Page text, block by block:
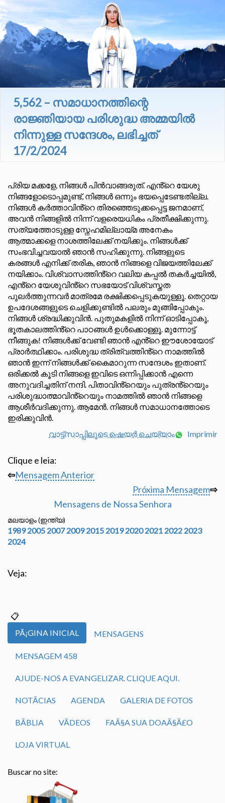
5,562 – സമാധാനത്തിന്റെ
രാജ്ഞിയായ പരിശുദ്ധ അമ്മയിൽ
നിന്നുള്ള സന്ദേശം, ലഭിച്ചത്
17/2/2024
പ്രിയ മക്കളേ, നിങ്ങൾ പിൻവാങ്ങരുത്. എൻ്റെ യേശു
നിങ്ങളോടൊപ്പമുണ്ട്, നിങ്ങൾ ഒന്നും ഭയപ്പെടേണ്ടതില്ല.
നിങ്ങൾ കർത്താവിൻ്റെ തിരഞ്ഞെടുക്കപ്പെട്ട ജനമാണ്,
അവൻ നിങ്ങളിൽ നിന്ന് വളരെയധികം പ്രതീക്ഷിക്കുന്നു.
സത്യത്തോടുള്ള സ്നേഹമില്ലായ്മ അനേകം
ആത്മാക്കളെ നാശത്തിലേക്ക് നയിക്കും. നിങ്ങൾക്ക്
സംഭവിച്ചവയാൽ ഞാൻ സഹിക്കുന്നു. നിങ്ങളുടെ
കരങ്ങൾ എനിക്ക് തരിക, ഞാൻ നിങ്ങളെ വിജയത്തിലേക്ക്
നയിക്കാം. വിശ്വാസത്തിൻ്റെ വലിയ കപ്പൽ തകർച്ചയിൽ,
എൻ്റെ യേശുവിൻ്റെ സഭയോട് വിശ്വസ്തത
പുലർത്തുന്നവർ മാത്രമേ രക്ഷിക്കപ്പെടുകയുള്ളൂ. തെറ്റായ
ഉപദേശങ്ങളുടെ ചെളിക്കുണ്ടിൽ പലരും മുങ്ങിപ്പോകും.
നിങ്ങൾ ശ്രദ്ധിക്കുവിൻ. പുതുമകളിൽ നിന്ന് ഓടിപ്പോകൂ,
ഭൂതകാലത്തിൻ്റെ പാഠങ്ങൾ ഉൾക്കൊള്ളൂ. മുന്നോട്ട്
നീങ്ങുക! നിങ്ങൾക്ക് വേണ്ടി ഞാൻ എൻ്റെ ഈശോയോട്
പ്രാർത്ഥിക്കാം. പരിശുദ്ധ ത്രിത്വത്തിൻ്റെ നാമത്തിൽ
ഞാൻ ഇന്ന് നിങ്ങൾക്ക് കൈമാറുന്ന സന്ദേശം ഇതാണ്.
ഒരിക്കൽ കൂടി നിങ്ങളെ ഇവിടെ ഒന്നിപ്പിക്കാൻ എന്നെ
അനുവദിച്ചതിന് നന്ദി. പിതാവിൻ്റെയും പുത്രൻ്റെയും
പരിശുദ്ധാത്മാവിൻ്റെയും നാമത്തിൽ ഞാൻ നിങ്ങളെ
ആശീർവദിക്കുന്നു. ആമേൻ. നിങ്ങൾ സമാധാനത്തോടെ
ഇരിക്കുവിൻ.
വാട്ട്സാപ്പിലൂടെ ഷെയർ ചെയ്യാം
Imprimir
Clique e leia:
⇦Mensagem Anterior
Próxima Mensagem⇨
Mensagens de Nossa Senhora
മലയാളം (ഇന്ത്യ)
1989 2005 2007 2009 2015 2019 2020 2021 2022 2023
2024
Veja:
PÃ¡GINA INICIAL MENSAGENS
MENSAGEM 458
AJUDE-NOS A EVANGELIZAR. CLIQUE AQUI.
NOTÃ­CIAS AGENDA GALERIA DE FOTOS
BÃ­BLIA VÃ­DEOS FAÃ§A SUA DOAÃ§Ã£O
LOJA VIRTUAL
Buscar no site: